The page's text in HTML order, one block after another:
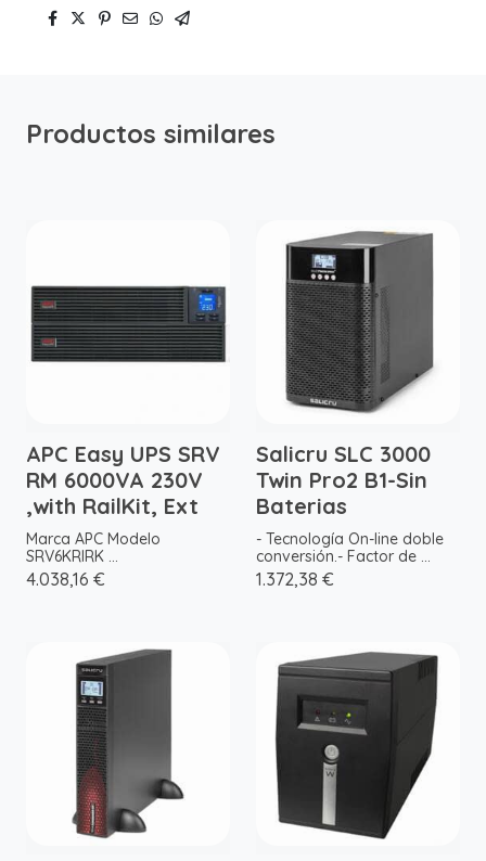
Productos similares
APC Easy UPS SRV
RM 6000VA 230V
,with RailKit, Ext
Marca APC Modelo
SRV6KRIRK ...
4.038,16 €
Salicru SLC 3000
Twin Pro2 B1-Sin
Baterias
- Tecnología On-line doble
conversión.- Factor de ...
1.372,38 €